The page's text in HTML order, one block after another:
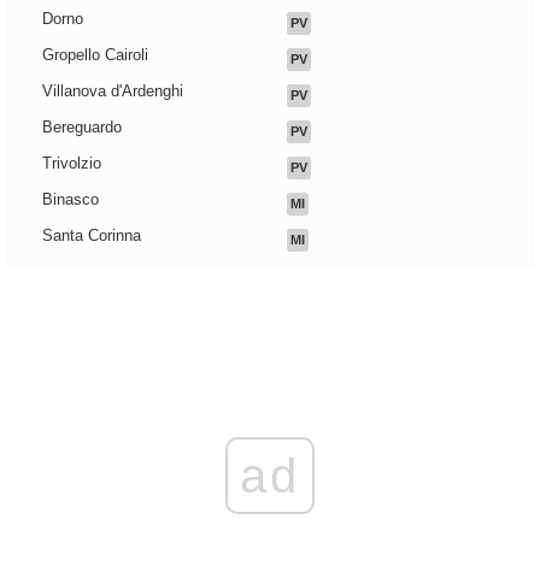
Dorno PV
Gropello Cairoli PV
Villanova d'Ardenghi PV
Bereguardo PV
Trivolzio PV
Binasco MI
Santa Corinna MI
ad